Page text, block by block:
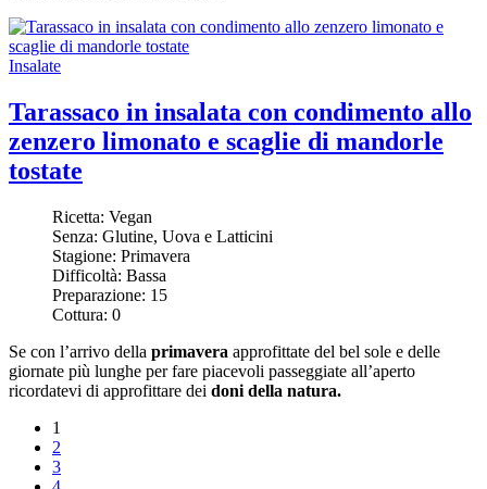
Insalate
Tarassaco in insalata con condimento allo
zenzero limonato e scaglie di mandorle
tostate
Ricetta: Vegan
Senza: Glutine, Uova e Latticini
Stagione: Primavera
Difficoltà: Bassa
Preparazione: 15
Cottura: 0
Se con l’arrivo della primavera approfittate del bel sole e delle
giornate più lunghe per fare piacevoli passeggiate all’aperto
ricordatevi di approfittare dei doni della natura.
1
2
3